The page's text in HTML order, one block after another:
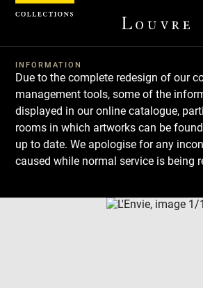
INFORMATION
Due to the complete redesign of our
management tools, some of the
displayed in our online catalogue,
rooms in which artworks can be
up to date. We apologise for any
caused while normal service is being
Download
Next
Previous
Cookies management panel